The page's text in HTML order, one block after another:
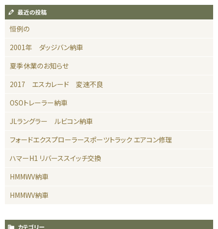
最近の投稿
恒例の
2001年 ダッジバン納車
夏季休業のお知らせ
2017 エスカレード 変速不良
OSOトレーラー納車
JLラングラー ルビコン納車
フォードエクスプローラースポーツトラック エアコン修理
ハマーH1 リバーススイッチ交換
HMMWV納車
HMMWV納車
カテゴリー